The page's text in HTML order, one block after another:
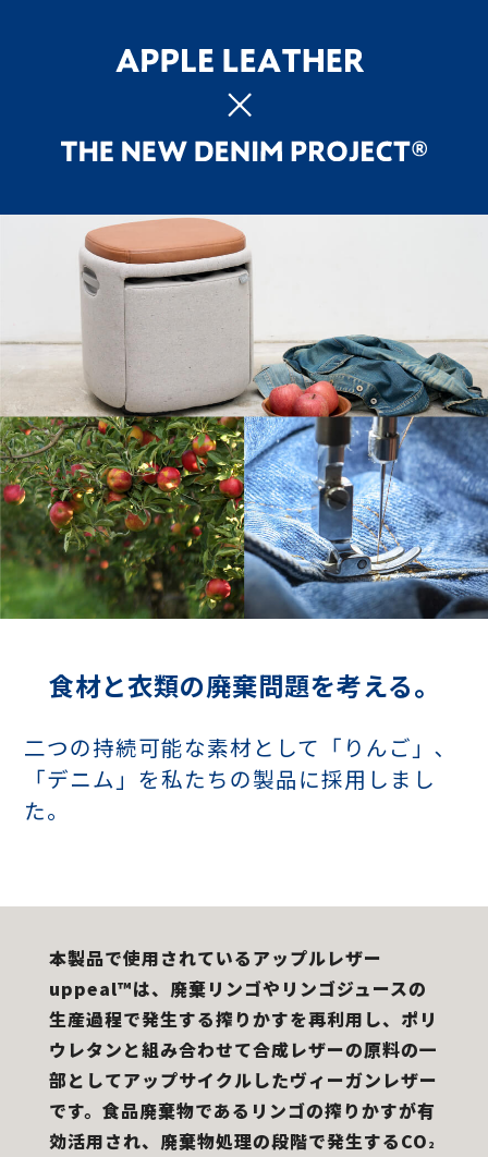
食材と衣類の廃棄問題を考える。
二つの持続可能な素材として「りんご」､
「デニム」を私たちの製品に採用しまし
た｡
本製品で使用されているアップルレザー
uppeal™は、廃棄リンゴやリンゴジュースの
生産過程で発生する搾りかすを再利用し、ポリ
ウレタンと組み合わせて合成レザーの原料の一
部としてアップサイクルしたヴィーガンレザー
です。食品廃棄物であるリンゴの搾りかすが有
効活用され、廃棄物処理の段階で発生するCO 2